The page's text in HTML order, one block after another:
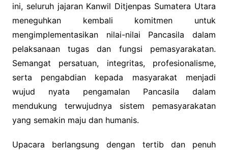
ini, seluruh jajaran Kanwil Ditjenpas Sumatera Utara
meneguhkan kembali komitmen untuk
mengimplementasikan nilai-nilai Pancasila dalam
pelaksanaan tugas dan fungsi pemasyarakatan.
Semangat persatuan, integritas, profesionalisme,
serta pengabdian kepada masyarakat menjadi
wujud nyata pengamalan Pancasila dalam
mendukung terwujudnya sistem pemasyarakatan
yang semakin maju dan humanis.
Upacara berlangsung dengan tertib dan penuh